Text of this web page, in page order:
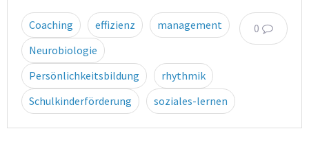
0
Coaching effizienz
management
Neurobiologie
Persönlichkeitsbildung
rhythmik
Schulkinderförderung
soziales-lernen